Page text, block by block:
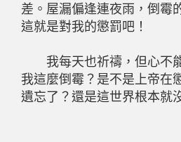
差。屋漏偏逢連夜雨，倒霉
這就是對我的懲罰吧！
我每天也祈禱，但心不
我這麼倒霉？是不是上帝在
遺忘了？還是這世界根本就